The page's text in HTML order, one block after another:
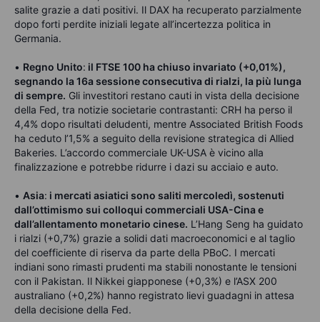
salite grazie a dati positivi. Il DAX ha recuperato parzialmente
dopo forti perdite iniziali legate all’incertezza politica in
Germania.
• Regno Unito: il FTSE 100 ha chiuso invariato (+0,01%),
segnando la 16a sessione consecutiva di rialzi, la più lunga
di sempre. Gli investitori restano cauti in vista della decisione
della Fed, tra notizie societarie contrastanti: CRH ha perso il
4,4% dopo risultati deludenti, mentre Associated British Foods
ha ceduto l’1,5% a seguito della revisione strategica di Allied
Bakeries. L’accordo commerciale UK-USA è vicino alla
finalizzazione e potrebbe ridurre i dazi su acciaio e auto.
• Asia: i mercati asiatici sono saliti mercoledì, sostenuti
dall’ottimismo sui colloqui commerciali USA-Cina e
dall’allentamento monetario cinese. L’Hang Seng ha guidato
i rialzi (+0,7%) grazie a solidi dati macroeconomici e al taglio
del coefficiente di riserva da parte della PBoC. I mercati
indiani sono rimasti prudenti ma stabili nonostante le tensioni
con il Pakistan. Il Nikkei giapponese (+0,3%) e l’ASX 200
australiano (+0,2%) hanno registrato lievi guadagni in attesa
della decisione della Fed.